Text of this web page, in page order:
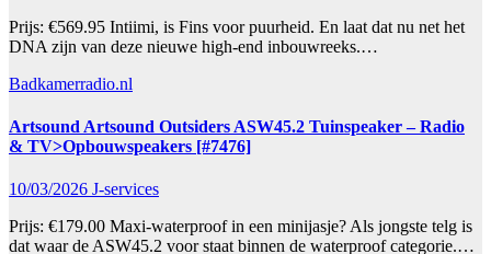
Prijs: €569.95 Intiimi, is Fins voor puurheid. En laat dat nu net het
DNA zijn van deze nieuwe high-end inbouwreeks.…
Badkamerradio.nl
Artsound Artsound Outsiders ASW45.2 Tuinspeaker – Radio
& TV>Opbouwspeakers [#7476]
10/03/2026 J-services
Prijs: €179.00 Maxi-waterproof in een minijasje? Als jongste telg is
dat waar de ASW45.2 voor staat binnen de waterproof categorie.…